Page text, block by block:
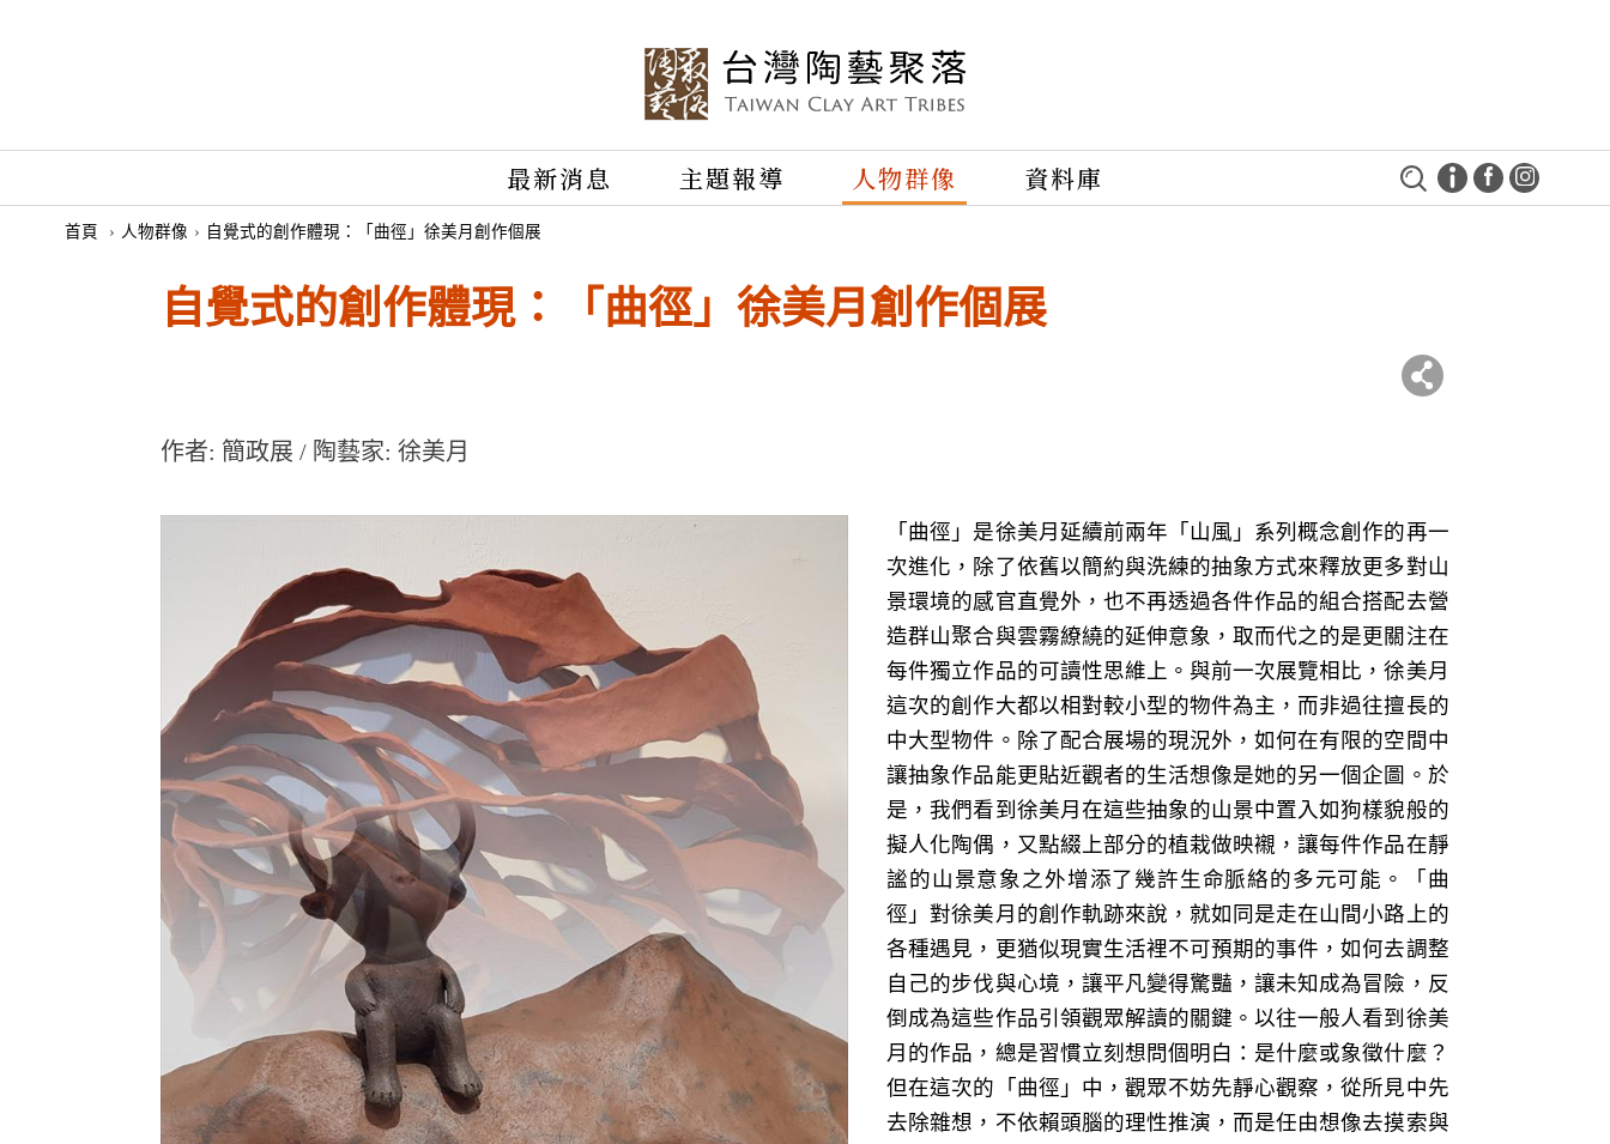
最新消息 主題報導 人物群像 資料庫
首頁 › 人物群像 › 自覺式的創作體現：「曲徑」徐美月創作個展
自覺式的創作體現：「曲徑」徐美月創作個展
作者: 簡政展 / 陶藝家: 徐美月
「曲徑」是徐美月延續前兩年「山風」系列概念創作的再一
次進化，除了依舊以簡約與洗練的抽象方式來釋放更多對山
景環境的感官直覺外，也不再透過各件作品的組合搭配去營
造群山聚合與雲霧繚繞的延伸意象，取而代之的是更關注在
每件獨立作品的可讀性思維上。與前一次展覽相比，徐美月
這次的創作大都以相對較小型的物件為主，而非過往擅長的
中大型物件。除了配合展場的現況外，如何在有限的空間中
讓抽象作品能更貼近觀者的生活想像是她的另一個企圖。於
是，我們看到徐美月在這些抽象的山景中置入如狗樣貌般的
擬人化陶偶，又點綴上部分的植栽做映襯，讓每件作品在靜
謐的山景意象之外增添了幾許生命脈絡的多元可能。「曲
徑」對徐美月的創作軌跡來說，就如同是走在山間小路上的
各種遇見，更猶似現實生活裡不可預期的事件，如何去調整
自己的步伐與心境，讓平凡變得驚豔，讓未知成為冒險，反
倒成為這些作品引領觀眾解讀的關鍵。以往一般人看到徐美
月的作品，總是習慣立刻想問個明白：是什麼或象徵什麼？
但在這次的「曲徑」中，觀眾不妨先靜心觀察，從所見中先
去除雜想，不依賴頭腦的理性推演，而是任由想像去摸索與